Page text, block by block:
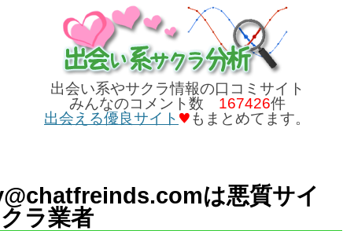
出会い系やサクラ情報の口コミサイト
みんなのコメント数 167426件
出会える優良サイト
もまとめてます。
は悪質サイ
ラ業者